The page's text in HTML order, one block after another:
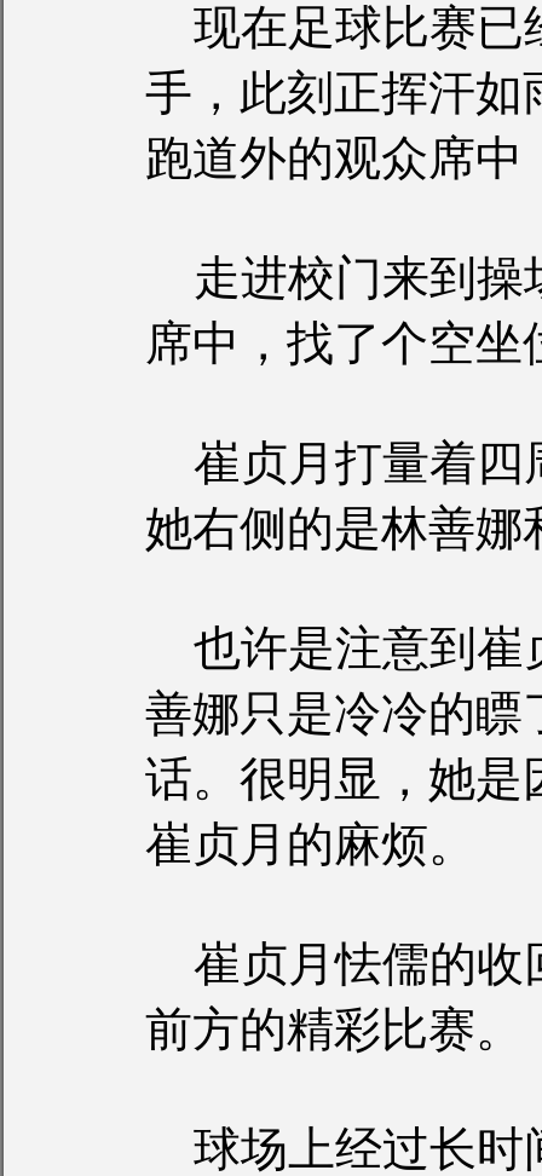
现在足球比赛已
手，此刻正挥汗如
跑道外的观众席
走进校门来到操
席中，找了个空
崔贞月打量着四
她右侧的是林善娜
也许是注意到崔
善娜只是冷冷的瞟
话。很明显，她是
崔贞月的麻烦。
崔贞月怯儒的收
前方的精彩比赛。
球场上经过长时